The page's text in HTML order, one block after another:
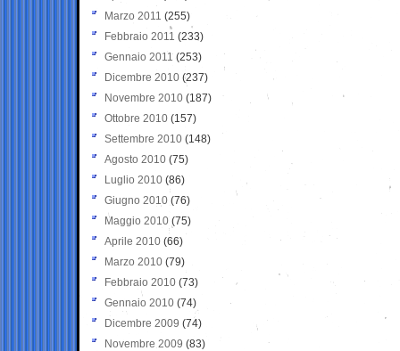
Marzo 2011 (255)
Febbraio 2011 (233)
Gennaio 2011 (253)
Dicembre 2010 (237)
Novembre 2010 (187)
Ottobre 2010 (157)
Settembre 2010 (148)
Agosto 2010 (75)
Luglio 2010 (86)
Giugno 2010 (76)
Maggio 2010 (75)
Aprile 2010 (66)
Marzo 2010 (79)
Febbraio 2010 (73)
Gennaio 2010 (74)
Dicembre 2009 (74)
Novembre 2009 (83)